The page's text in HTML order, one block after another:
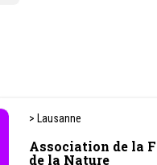
> Lausanne
Association de la
de la Nature